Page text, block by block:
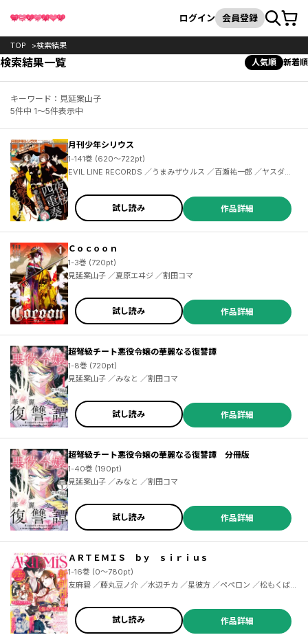
検索
ログイン 会員登録カート
TOP 検索結果
検索結果一覧 人気順 新着順
キーワード：見延案山子
5件中 1～5件表示中
月刊少年シリウス
1-141巻 (620～722pt)
EVIL LINE RECORDS ／うまみザウルス ／百瀬祐一郎 ／ヤスダスズヒト ／伏瀬 ／茶々 ／杉本萌 ／清水茜 ／弐瓶勉 ／光永康則 ／沙村広明 ／土田陸 ／割田コマ ／蟹江鉄史 ／馬場康誌 ／加茂セイ ／刀坂アキラ ／遠山えま ／カトウコトノ ／柿原優子 ／ヤス ／川上泰樹 ／高田裕三 ／横田卓馬 ／イダタツヒコ ／士貴智志 ／虎走かける ／タツオ ／柴 ／神楽坂淳 ／雷蔵 ／荒木光 ／香月日輪 ／深山和香 ／戸野タエ ／リカチ ／MAGES. ／Chiyo St.Inc ／園心ふつう ／梅原英司
／小野大輔 ／近藤孝行 ／松葉サトル ／Ｓｏｕｎｄ Ｈｏｒｉｚｏｎ ／ゆづか正成 ／ＯＮＥ ／ｂｏｓｅ ／山田ヒツジ ／武本糸会 ／冬葉つがる ／友麻碧 ／泉乃せん ／Ｌａｒｕｈａ ／柚子れもん ／かじか航 ／春の日びより ／緒崎カホ ／山いも三太郎 ／やしろ学 ／ＡＴＬＵＳ ／梶島正樹 ／仲里はるな ／日下一郎 ／小雨大豆 ／武井１０日 ／凪庵 ／ＣＵＴＥＧ ／青柳碧人 ／モトエ恵介 ／吉富昭仁 ／上橋菜穂子 ／杉井光 ／ＹＵＩ ／ぽんかん８ ／尾玉なみえ ／ジコウリュウ ／福田泰宏 ／SNK ／明地雫 ／田中ほさな ／関根光太郎
試し読み 作品詳細
Ｃｏｃｏｏｎ
1-3巻 (720pt)
見延案山子 ／夏原エヰジ ／割田コマ
試し読み 作品詳細
超弩級チート悪役令嬢の華麗なる復讐譚
1-8巻 (720pt)
見延案山子 ／みなと ／割田コマ
試し読み 作品詳細
超弩級チート悪役令嬢の華麗なる復讐譚 分冊版
1-40巻 (190pt)
見延案山子 ／みなと ／割田コマ
試し読み 作品詳細
ＡＲＴＥＭＩＳ ｂｙ ｓｉｒｉｕｓ
1-16巻 (0～780pt)
友麻碧 ／藤丸豆ノ介 ／水辺チカ ／星彼方 ／ペペロン ／松もくば
／鬱沢色素 ／ぷきゅのすけ ／柚子れもん ／山いも三太郎 ／見延案
山子 ／みなと ／割田コマ ／あいか ／飯田めしこ ／ゆいじ ／栄条
ルル ／麻生りーち ／冬葉つがる ／泉乃せん ／Ｌａｒｕｈａ ／花邑
まい ／綾里けいし ／ワタヌキ ／緒崎カホ ／遠山えま ／赤羽明 ／
試し読み 作品詳細